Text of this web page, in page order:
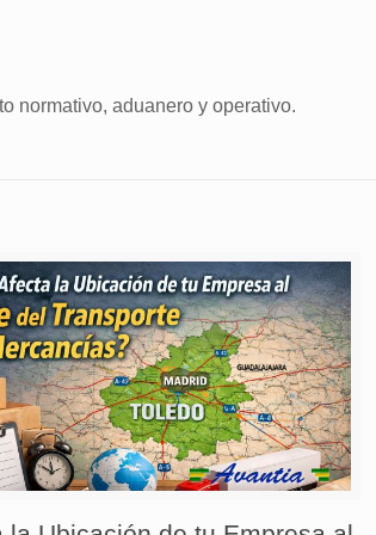
normativo, aduanero y operativo.